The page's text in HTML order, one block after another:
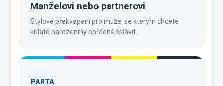
Manželovi nebo partnerovi
Stylové překvapení pro muže, se kterým chcete
kulaté narozeniny pořádně oslavit.
PARTA